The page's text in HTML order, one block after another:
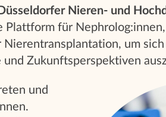
Düsseldorfer Nieren- und
Plattform für Nephrolog:innen,
um
Zukunftsperspektiven
und